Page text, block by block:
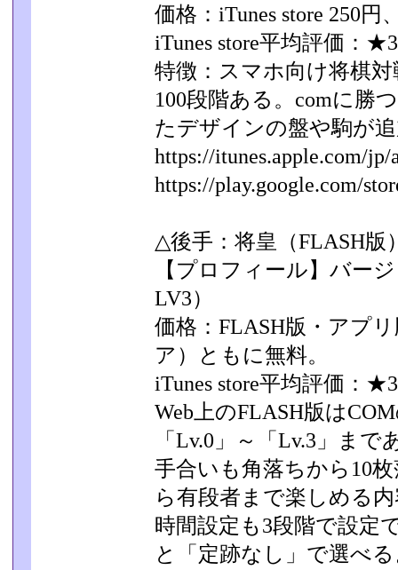
価格：iTunes store 250円
iTunes store平均評価：
特徴：スマホ向け将棋
100段階ある。comに勝
たデザインの盤や駒が
https://itunes.apple.com/
https://play.google.com/
△後手：将皇（FLASH版
【プロフィール】バー
LV3）
価格：FLASH版・アプリ
ア）ともに無料。
iTunes store平均評価：
Web上のFLASH版は
「Lv.0」～「Lv.3」­まで
手合いも角落ちから10
ら有段者まで楽しめる
時間設定も3段階で設定
と「定跡なし」で選べ